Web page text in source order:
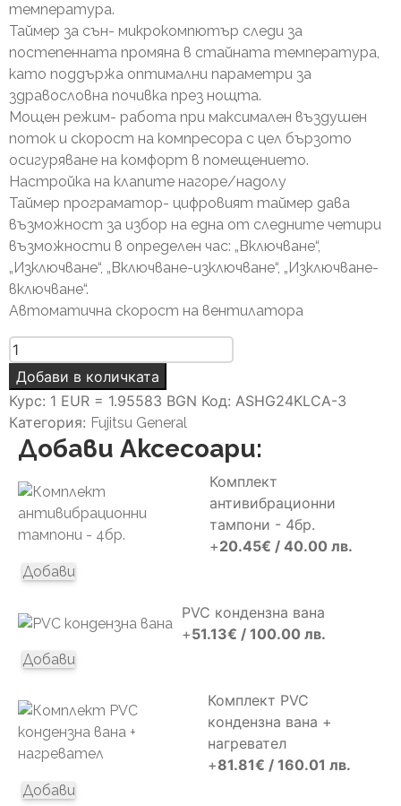
температура.
Таймер за сън- микрокомпютър следи за
постепенната промяна в стайната температура,
като поддържа оптимални параметри за
здравословна почивка през нощта.
Мощен режим- работа при максимален въздушен
поток и скорост на компресора с цел бързото
осигуряване на комфорт в помещението.
Настройка на клапите нагоре/надолу
Таймер програматор- цифровият таймер дава
възможност за избор на една от следните четири
възможности в определен час: „Включване“,
„Изключване“, „Включване-изключване“, „Изключване-
включване“.
Автоматична скорост на вентилатора
количество
за
General
Fujitsu
ASHG12KGTE/AOHG12KGCA
монтаж
Добави в количката
Курс: 1 EUR = 1.95583 BGN Код: ASHG24KLCA-3
Категория: Fujitsu General
Добави Аксесоари:
Комплект
антивибрационни
тампони - 4бр.
+20.45€ / 40.00 лв.
Добави
PVC кондензна вана
+51.13€ / 100.00 лв.
Добави
Комплект PVC
кондензна вана +
нагревател
+81.81€ / 160.01 лв.
Добави